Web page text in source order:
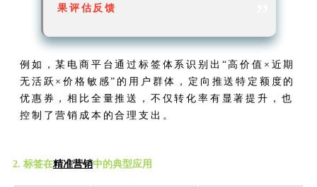
果评估反馈
例如，某电商平台通过标签体系识别出“高价值×近期
无活跃×价格敏感”的用户群体，定向推送特定额度的
优惠券，相比全量推送，不仅转化率有显著提升，也
控制了营销成本的合理支出。
2. 标签在精准营销中的典型应用